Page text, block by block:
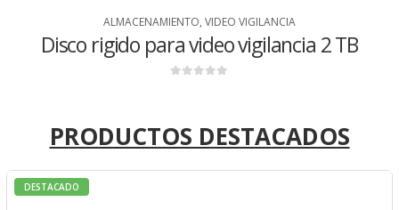
ALMACENAMIENTO, VIDEO VIGILANCIA
Disco rigido para video vigilancia 2 TB
PRODUCTOS DESTACADOS
DESTACADO